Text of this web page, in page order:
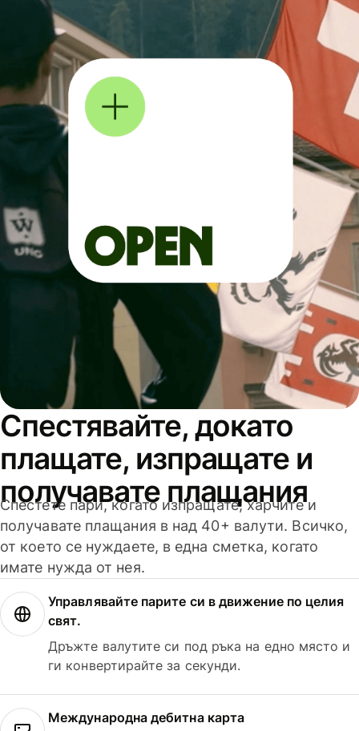
Спестявайте, докато
плащате, изпращате и
получавате плащания
Спестете пари, когато изпращате, харчите и
получавате плащания в над 40+ валути. Всичко,
от което се нуждаете, в една сметка, когато
имате нужда от нея.
Управлявайте парите си в движение по целия
свят.
Дръжте валутите си под ръка на едно място и
ги конвертирайте за секунди.
Международна дебитна карта